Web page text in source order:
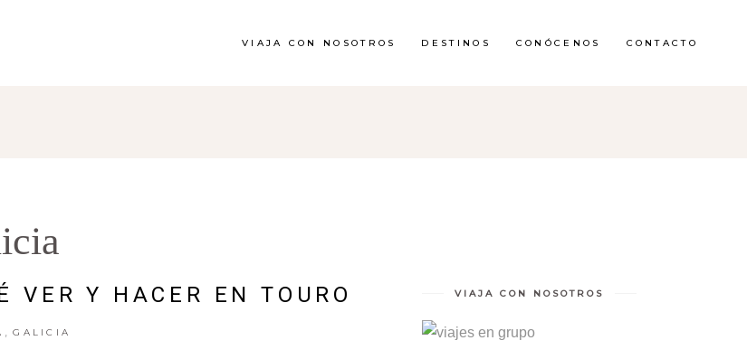
VIAJA CON NOSOTROS DESTINOS CONÓCENOS CONTACTO
Y HACER EN TOURO
GALICIA
VIAJA CON NOSOTROS